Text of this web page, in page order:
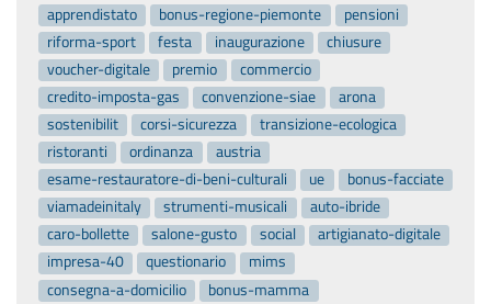
apprendistato
bonus-regione-piemonte
pensioni
riforma-sport
festa inaugurazione
chiusure
voucher-digitale
premio
commercio
credito-imposta-gas
convenzione-siae
arona
sostenibilit
corsi-sicurezza
transizione-ecologica
ristoranti
ordinanza
austria
esame-restauratore-di-beni-culturali
ue
bonus-facciate
viamadeinitaly
strumenti-musicali
auto-ibride
caro-bollette
salone-gusto social
artigianato-digitale
impresa-40
questionario
mims
consegna-a-domicilio
bonus-mamma